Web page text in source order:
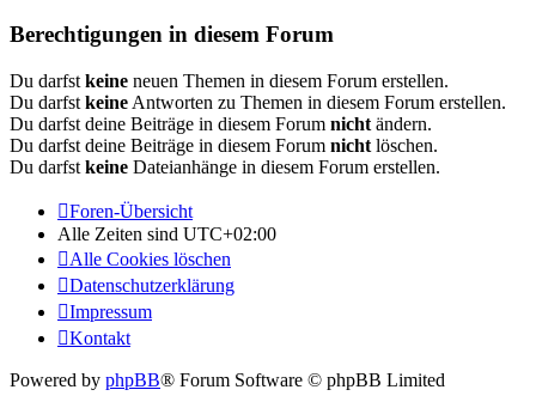
Berechtigungen in diesem Forum
Du darfst keine neuen Themen in diesem Forum erstellen.
Du darfst keine Antworten zu Themen in diesem Forum erstellen.
Du darfst deine Beiträge in diesem Forum nicht ändern.
Du darfst deine Beiträge in diesem Forum nicht löschen.
Du darfst keine Dateianhänge in diesem Forum erstellen.
Foren-Übersicht
Alle Zeiten sind UTC+02:00
Alle Cookies löschen
Datenschutzerklärung
Impressum
Kontakt
Powered by phpBB® Forum Software © phpBB Limited